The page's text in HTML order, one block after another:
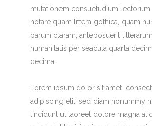
mutationem consuetudium
notare quam littera gothica, quam
parum claram, anteposuerit
humanitatis per seacula quarta
decima.
Lorem ipsum dolor sit amet,
adipiscing elit, sed diam nonummy
tincidunt ut laoreet dolore magna